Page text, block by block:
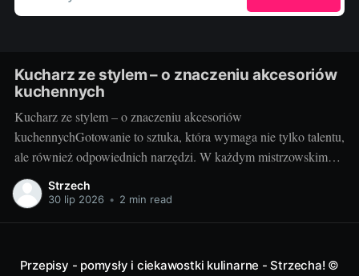
Kucharz ze stylem – o znaczeniu akcesoriów
kuchennych
Kucharz ze stylem – o znaczeniu akcesoriów
kuchennychGotowanie to sztuka, która wymaga nie tylko talentu,
ale również odpowiednich narzędzi. W każdym mistrzowskim
daniu, za wyrafinowanym smakiem i estetycznym podaniem,
kryją się wyselekcjonowane akcesoria kuchenne. Poznaj sekrety
Strzech
30 lip 2026 • 2 min read
Przepisy - pomysły i ciekawostki kulinarne - Strzecha! ©